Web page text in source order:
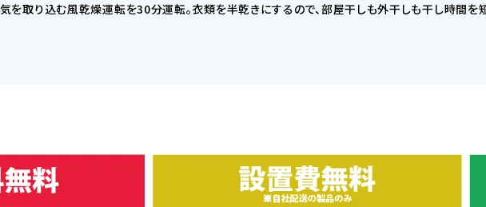
を取り込む風乾燥運転を30分運転。衣類を半乾きにするので、部屋干しも外干しも干し時間を